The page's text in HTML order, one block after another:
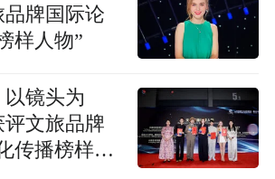
牌国际论
样人物”
镜头为
文旅品牌
传播榜样人